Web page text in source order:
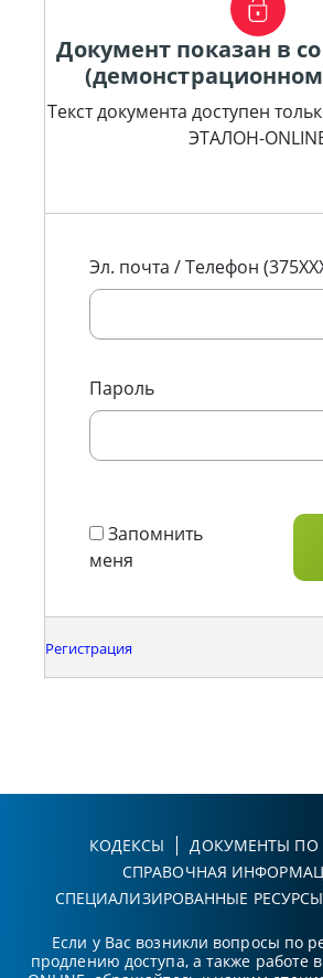
Документ показан в
Текст документа доступен
ЭТАЛОН-
Эл. почта / Телефон
Пароль
Запомнить
меня
Регистрация
КОДЕКСЫ
ДОКУМЕНТЫ ПО
СПРАВОЧНАЯ
СПЕЦИАЛИЗИРОВАННЫЕ РЕСУРСЫ
Если у Вас возникли вопросы по
продлению доступа, а также работе